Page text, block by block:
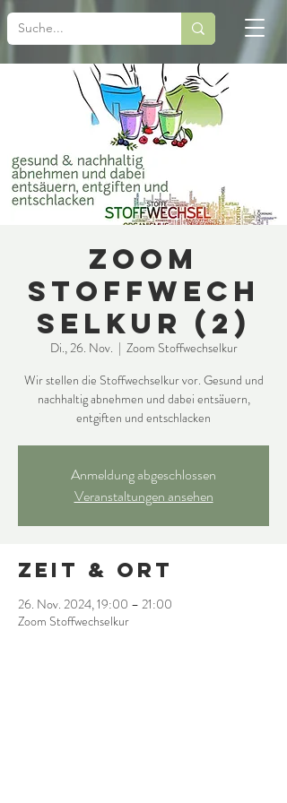
Zoom
Stoffwech
selkur (2)
Di., 26. Nov.
  |
Zoom Stoffwechselkur
Wir stellen die Stoffwechselkur vor. Gesund und
nachhaltig abnehmen und dabei entsäuern,
entgiften und entschlacken
Anmeldung abgeschlossen
Veranstaltungen ansehen
Zeit & Ort
26. Nov. 2024, 19:00 – 21:00
Zoom Stoffwechselkur